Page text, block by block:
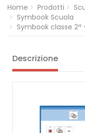
Home Prodotti
Symbook Scuola
Symbook classe
Descrizione